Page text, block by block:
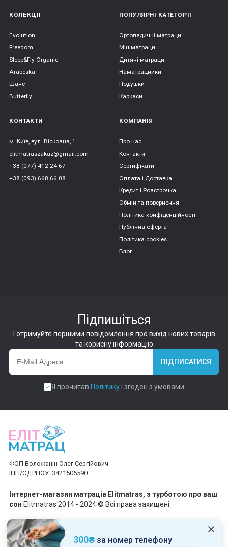
300₴за номер телефону
КОЛЕКЦІЇ
Evolution
Freedom
Sleep&Fly Organic
Arabeska
Шанс
Butterfly
ПОПУЛЯРНІ КАТЕГОРІЇ
Ортопедичні матраци
Мініматраци
Дитячі матраци
Наматрацники
Подушки
Каркаси
КОНТАКТИ
м. Київ, вул. Віскозна, 1
elitmatraszakaz@gmail.com
+38 (077) 412 24 67
+38 (093) 668 66 08
КОМПАНІЯ
Про нас
Контакти
Сертифікати
Оплата і Доставка
Кредит і Розстрочка
Обмін та повернення
Політика конфіденційності
Публічна оферта
Політика cookies
Блог
Підпишіться
І отримуйте першими повідомлення про вихід нових товарів
та корисну інформацію
ПІДПИСАТИСЯ
Я прочитав Політикуі згоден з умовами
ФОП Воложанін Олег Сергійович
ІПН/ЄДРПОУ: 3421506590
Інтернет-магазин матраців Elitmatras, з турботою про ваш
сон Elitmatras 2014 - 2024 © Всі права захищені
Приймаємо платежі